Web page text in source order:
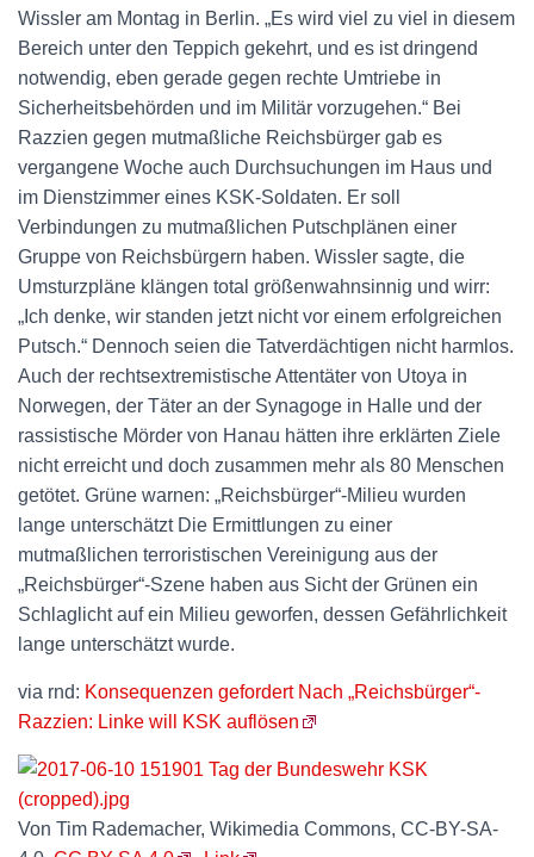
Wissler am Montag in Berlin. „Es wird viel zu viel in diesem
Bereich unter den Teppich gekehrt, und es ist dringend
notwendig, eben gerade gegen rechte Umtriebe in
Sicherheitsbehörden und im Militär vorzugehen.“ Bei
Razzien gegen mutmaßliche Reichsbürger gab es
vergangene Woche auch Durchsuchungen im Haus und
im Dienstzimmer eines KSK-Soldaten. Er soll
Verbindungen zu mutmaßlichen Putschplänen einer
Gruppe von Reichsbürgern haben. Wissler sagte, die
Umsturzpläne klängen total größenwahnsinnig und wirr:
„Ich denke, wir standen jetzt nicht vor einem erfolgreichen
Putsch.“ Dennoch seien die Tatverdächtigen nicht harmlos.
Auch der rechtsextremistische Attentäter von Utoya in
Norwegen, der Täter an der Synagoge in Halle und der
rassistische Mörder von Hanau hätten ihre erklärten Ziele
nicht erreicht und doch zusammen mehr als 80 Menschen
getötet. Grüne warnen: „Reichsbürger“-Milieu wurden
lange unterschätzt Die Ermittlungen zu einer
mutmaßlichen terroristischen Vereinigung aus der
„Reichsbürger“-Szene haben aus Sicht der Grünen ein
Schlaglicht auf ein Milieu geworfen, dessen Gefährlichkeit
lange unterschätzt wurde.
via rnd: Konsequenzen gefordert Nach „Reichsbürger“-
Razzien: Linke will KSK auflösen
Von Tim Rademacher, Wikimedia Commons, CC-BY-SA-